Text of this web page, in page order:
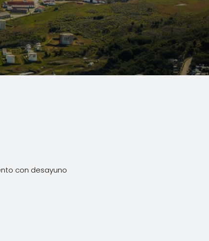
con desayuno